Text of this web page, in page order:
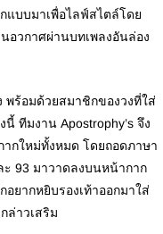
แบบมาเพื่อไลฟ์สไตล์โดย
อวกาศผ่านบทเพลงอันล่อง
ร้อมด้วยสมาชิกของวงที่ใส่
ทีมงาน Apostrophy’s จึง
กใหม่ทั้งหมด โดยถอดภาษา
93 มาวาดลงบนหน้ากาก
ยากหยิบรองเท้าออกมาใส่
กล่าวเสริม